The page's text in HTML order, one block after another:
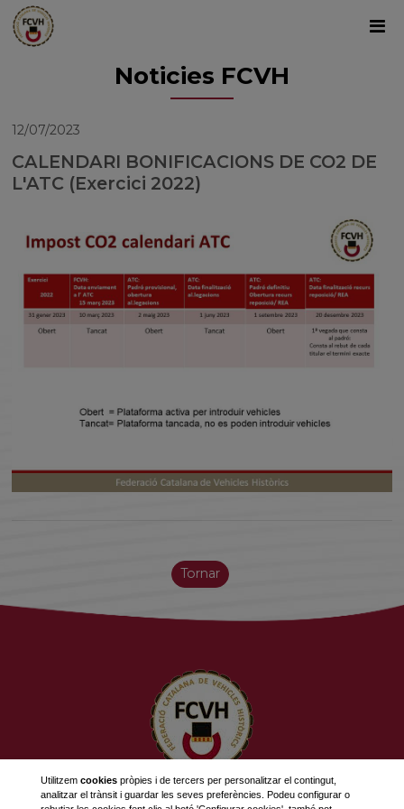
Noticies FCVH
12/07/2023
CALENDARI BONIFICACIONS DE CO2 DE
L'ATC (Exercici 2022)
Tornar
623 534 916
Utilitzem cookiespròpies i de tercers per personalitzar el contingut,
analitzar el trànsit i guardar les seves preferències. Podeu configurar o